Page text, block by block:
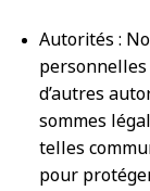
Autorités :
personnelles
d’autres
sommes
telles
pour